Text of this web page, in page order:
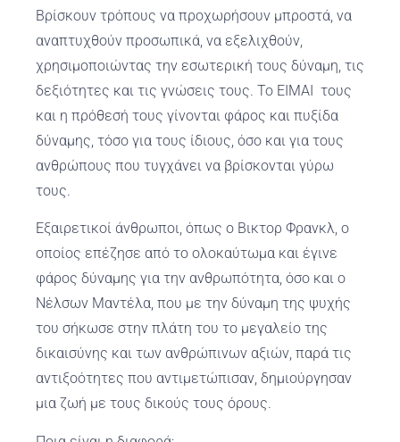
Βρίσκουν τρόπους να προχωρήσουν μπροστά, να
αναπτυχθούν προσωπικά, να εξελιχθούν,
χρησιμοποιώντας την εσωτερική τους δύναμη, τις
δεξιότητες και τις γνώσεις τους. Το ΕΙΜΑΙ τους
και η πρόθεσή τους γίνονται φάρος και πυξίδα
δύναμης, τόσο για τους ίδιους, όσο και για τους
ανθρώπους που τυγχάνει να βρίσκονται γύρω
τους.
Εξαιρετικοί άνθρωποι, όπως ο Βικτορ Φρανκλ, ο
οποίος επέζησε από το ολοκαύτωμα και έγινε
φάρος δύναμης για την ανθρωπότητα, όσο και ο
Νέλσων Μαντέλα, που με την δύναμη της ψυχής
του σήκωσε στην πλάτη του το μεγαλείο της
δικαισύνης και των ανθρώπινων αξιών, παρά τις
αντιξοότητες που αντιμετώπισαν, δημιούργησαν
μια ζωή με τους δικούς τους όρους.